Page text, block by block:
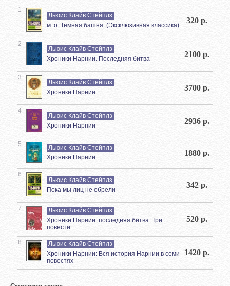
1
Льюис Клайв Стейплз
м. о. Темная башня. (Эксклюзивная классика)
320 р.
2
Льюис Клайв Стейплз
Хроники Нарнии. Последняя битва
2100 р.
3
Льюис Клайв Стейплз
Хроники Нарнии
3700 р.
4
Льюис Клайв Стейплз
Хроники Нарнии
2936 р.
5
Льюис Клайв Стейплз
Хроники Нарнии
1880 р.
6
Льюис Клайв Стейплз
Пока мы лиц не обрели
342 р.
7
Льюис Клайв Стейплз
Хроники Нарнии: последняя битва. Три
повести
520 р.
8
Льюис Клайв Стейплз
Хроники Нарнии: Вся история Нарнии в семи
повестях
1420 р.